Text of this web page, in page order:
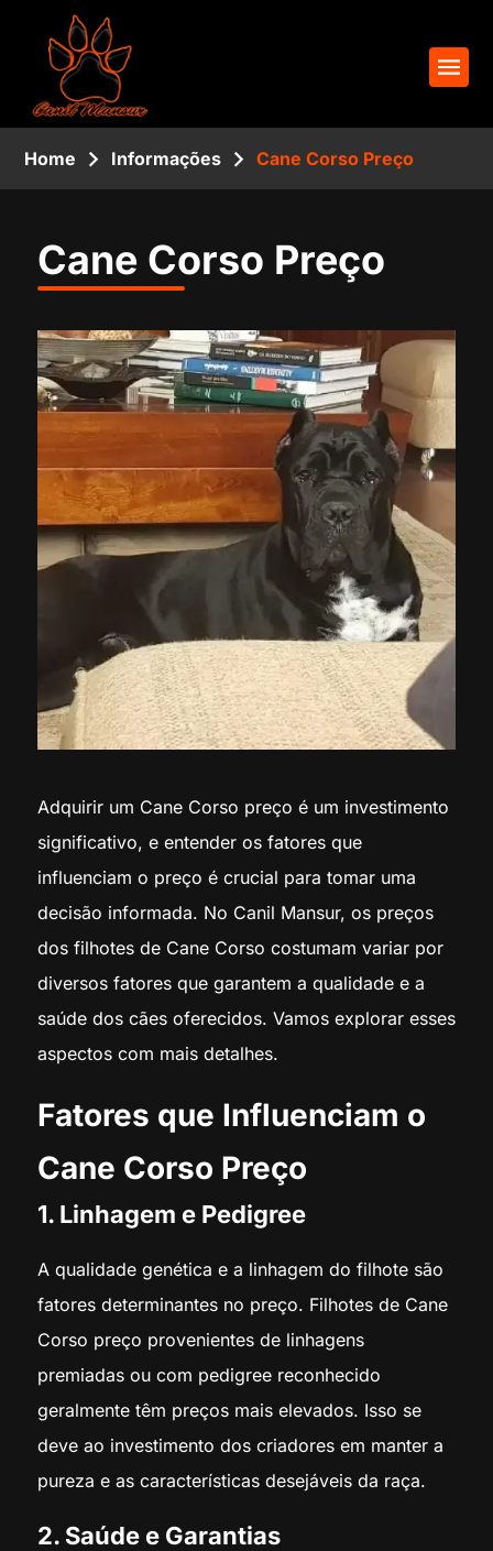
Home Informações Cane Corso Preço
Cane Corso Preço
Adquirir um Cane Corso preço é um investimento
significativo, e entender os fatores que
influenciam o preço é crucial para tomar uma
decisão informada. No Canil Mansur, os preços
dos filhotes de Cane Corso costumam variar por
diversos fatores que garantem a qualidade e a
saúde dos cães oferecidos. Vamos explorar esses
aspectos com mais detalhes.
Fatores que Influenciam o
Cane Corso Preço
1. Linhagem e Pedigree
A qualidade genética e a linhagem do filhote são
fatores determinantes no preço. Filhotes de Cane
Corso preço provenientes de linhagens
premiadas ou com pedigree reconhecido
geralmente têm preços mais elevados. Isso se
deve ao investimento dos criadores em manter a
pureza e as características desejáveis da raça.
2. Saúde e Garantias